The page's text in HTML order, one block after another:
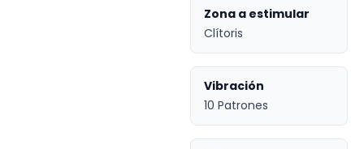
Zona a estimular
Clítoris
Vibración
10 Patrones